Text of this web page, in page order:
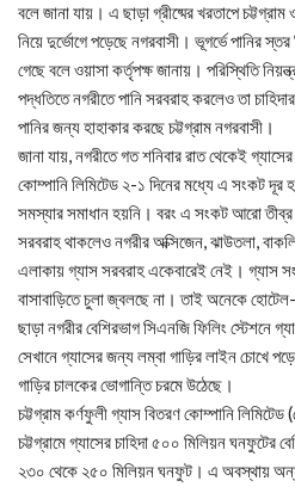
বলে জানা যায়। এ ছাড়া গ্রীষ্মের খরতাপে চট্টগ্রাম
নিয়ে দুর্ভোগে পড়েছে নগরবাসী। ভূগর্ভে পানির
গেছে বলে ওয়াসা কর্তৃপক্ষ জানায়। পরিস্থিতি
পদ্ধতিতে নগরীতে পানি সরবরাহ করলেও তা
পানির জন্য হাহাকার করছে চট্টগ্রাম নগরবাসী।
জানা যায়, নগরীতে গত শনিবার রাত থেকেই
কোম্পানি লিমিটেড ২-১ দিনের মধ্যে এ সংকট দূর
সমস্যার সমাধান হয়নি। বরং এ সংকট আরো
সরবরাহ থাকলেও নগরীর অক্সিজেন, ঝাউতলা,
এলাকায় গ্যাস সরবরাহ একেবারেই নেই। গ্যাস
বাসাবাড়িতে চুলা জ্বলছে না। তাই অনেকে
ছাড়া নগরীর বেশিরভাগ সিএনজি ফিলিং স্টেশনে
সেখানে গ্যাসের জন্য লম্বা গাড়ির লাইন চোখে
গাড়ির চালকের ভোগান্তি চরমে উঠেছে।
চট্টগ্রাম কর্ণফুলী গ্যাস বিতরণ কোম্পানি
চট্টগ্রামে গ্যাসের চাহিদা ৫০০ মিলিয়ন ঘনফুটের
২৩০ থেকে ২৫০ মিলিয়ন ঘনফুট। এ অবস্থায়